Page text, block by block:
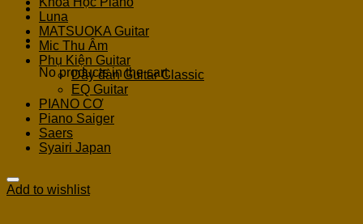
Cart
No products in the cart.
Luna
MATSUOKA Guitar
Mic Thu Âm
Phụ Kiện Guitar
Dây đàn Guitar Classic
EQ Guitar
PIANO CƠ
Piano Saiger
Saers
Syairi Japan
Add to wishlist